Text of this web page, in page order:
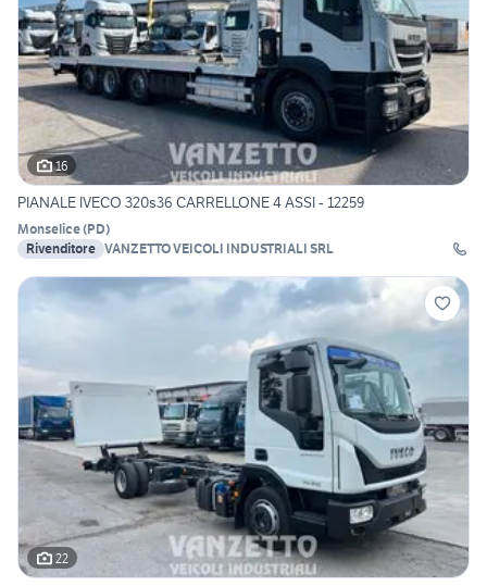
16
PIANALE IVECO 320s36 CARRELLONE 4 ASSI - 12259
Monselice(PD)
Rivenditore VANZETTO VEICOLI INDUSTRIALI SRL
22